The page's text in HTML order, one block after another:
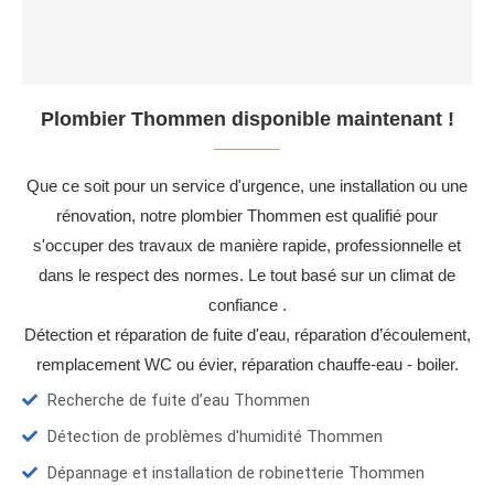
Plombier Thommen disponible maintenant !
Que ce soit pour un service d'urgence, une installation ou une
rénovation, notre plombier Thommen est qualifié pour
s'occuper des travaux de manière rapide, professionnelle et
dans le respect des normes. Le tout basé sur un climat de
confiance .
Détection et réparation de fuite d'eau, réparation d’écoulement,
remplacement WC ou évier, réparation chauffe-eau - boiler.
Recherche de fuite d’eau Thommen
Détection de problèmes d'humidité Thommen
Dépannage et installation de robinetterie Thommen